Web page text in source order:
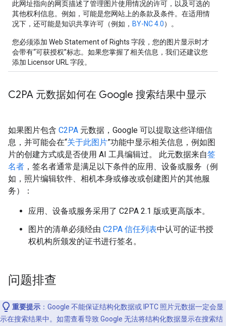
此网址指向的网页描述了管理图片使用情况的许可，以及可选的
其他权利信息。例如，可能是您网站上的条款及条件。在适用情
况下，还可能是知识共享许可（例如， BY-NC 4.0）。
您必须添加 Web Statement of Rights 字段，您的图片显示时才
会带有“可获授权”标志。如果您掌握了相关信息，我们还建议您
添加 Licensor URL 字段。
C2PA 元数据如何在 Google 搜索结果中显示
如果图片包含 C2PA 元数据，Google 可以提取这些详细信
息，并可能会在“关于此图片”功能中显示相关信息，例如图
片的创建方式或是否使用 AI 工具编辑过。 此元数据来自签
名者 ，签名者通常是满足以下条件的应用、设备或服务（例
如，照片编辑软件、相机本身或修改或创建图片的其他服
务）：
应用、设备或服务采用了 C2PA 2.1 版或更高版本。
图片的清单必须经由 C2PA 信任列表中认可的证书授
权机构所颁发的证书进行签名。
问题排查
重要提示 ：Google 不能保证结构化数据或 IPTC 照片元数据一定会显
示在搜索结果中。如需查看导致 Google 无法将结构化数据显示在搜索结